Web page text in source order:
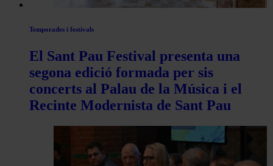
Temporades i festivals
El Sant Pau Festival presenta una
segona edició formada per sis
concerts al Palau de la Música i el
Recinte Modernista de Sant Pau